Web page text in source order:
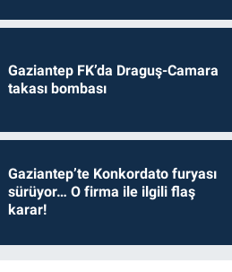
Gaziantep FK’da Draguş-Camara
takası bombası
Gaziantep’te Konkordato furyası
sürüyor… O firma ile ilgili flaş
karar!